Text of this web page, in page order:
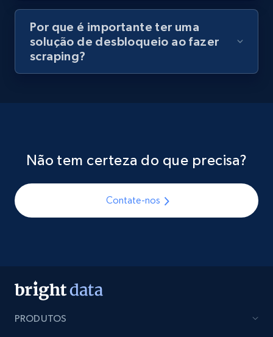
Por que é importante ter uma
solução de desbloqueio ao fazer
scraping?
Não tem certeza do que precisa?
Contate-nos
PRODUTOS